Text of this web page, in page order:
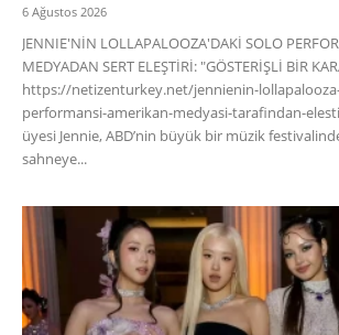
6 Ağustos 2026
JENNIE'NİN LOLLAPALOOZA'DAKİ SOLO
MEDYADAN SERT ELEŞTİRİ: "GÖSTERİŞLİ BİR
https://netizenturkey.net/jennienin-
performansi-amerikan-medyasi-tarafindan-
üyesi Jennie, ABD’nin büyük bir müzik
sahneye...